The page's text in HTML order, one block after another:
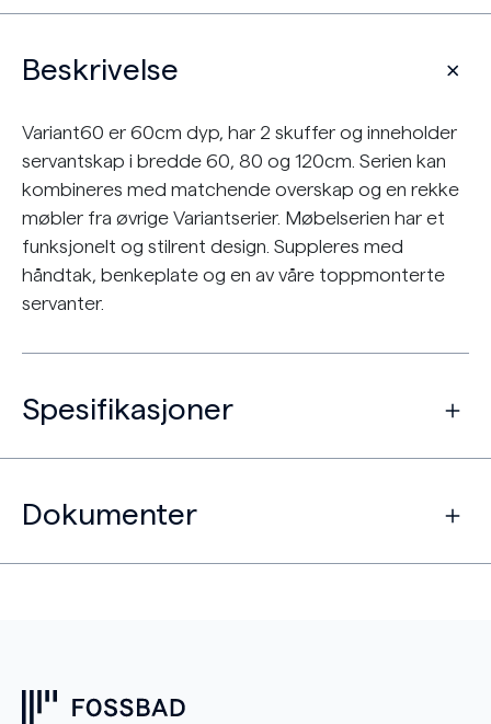
Beskrivelse
Variant60 er 60cm dyp, har 2 skuffer og inneholder
servantskap i bredde 60, 80 og 120cm. Serien kan
kombineres med matchende overskap og en rekke
møbler fra øvrige Variantserier. Møbelserien har et
funksjonelt og stilrent design. Suppleres med
håndtak, benkeplate og en av våre toppmonterte
servanter.
Spesifikasjoner
Dokumenter